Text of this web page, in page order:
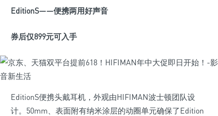
EditionS——便携两用好声音
券后仅899元可入手
EditionS便携头戴耳机，外观由HIFIMAN波士顿团队设
计。50mm、表面附有纳米涂层的动圈单元确保了Edition